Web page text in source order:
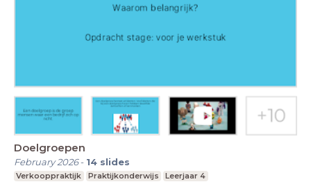
Doelgroepen
February 2026- 14 slides
Verkooppraktijk Praktijkonderwijs Leerjaar 4